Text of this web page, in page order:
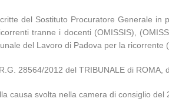
del Sostituto Procuratore Generale
tranne i docenti (OMISSIS),
del Lavoro di Padova per la
28564/2012 del TRIBUNALE di ROMA,
causa svolta nella camera di consiglio del